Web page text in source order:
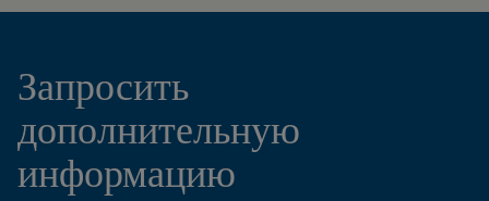
Запросить
дополнительную
информацию